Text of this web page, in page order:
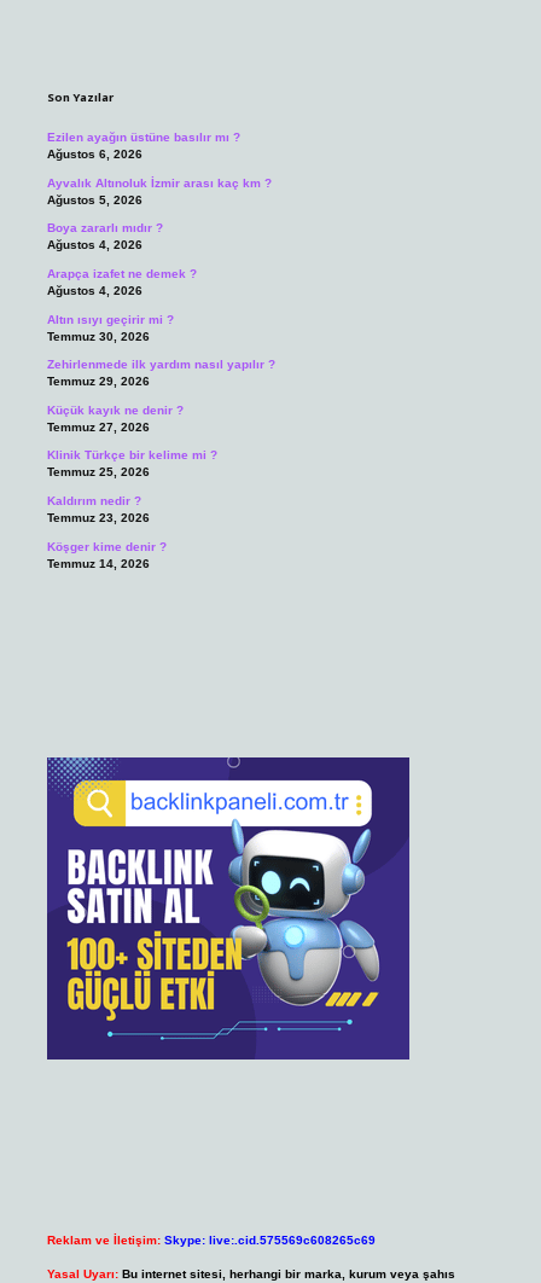
Son Yazılar
Ezilen ayağın üstüne basılır mı ?
Ağustos 6, 2026
Ayvalık Altınoluk İzmir arası kaç km ?
Ağustos 5, 2026
Boya zararlı mıdır ?
Ağustos 4, 2026
Arapça izafet ne demek ?
Ağustos 4, 2026
Altın ısıyı geçirir mi ?
Temmuz 30, 2026
Zehirlenmede ilk yardım nasıl yapılır ?
Temmuz 29, 2026
Küçük kayık ne denir ?
Temmuz 27, 2026
Klinik Türkçe bir kelime mi ?
Temmuz 25, 2026
Kaldırım nedir ?
Temmuz 23, 2026
Köşger kime denir ?
Temmuz 14, 2026
Reklam ve İletişim: Skype: live:.cid.575569c608265c69
Yasal Uyarı: Bu internet sitesi, herhangi bir marka, kurum veya şahıs